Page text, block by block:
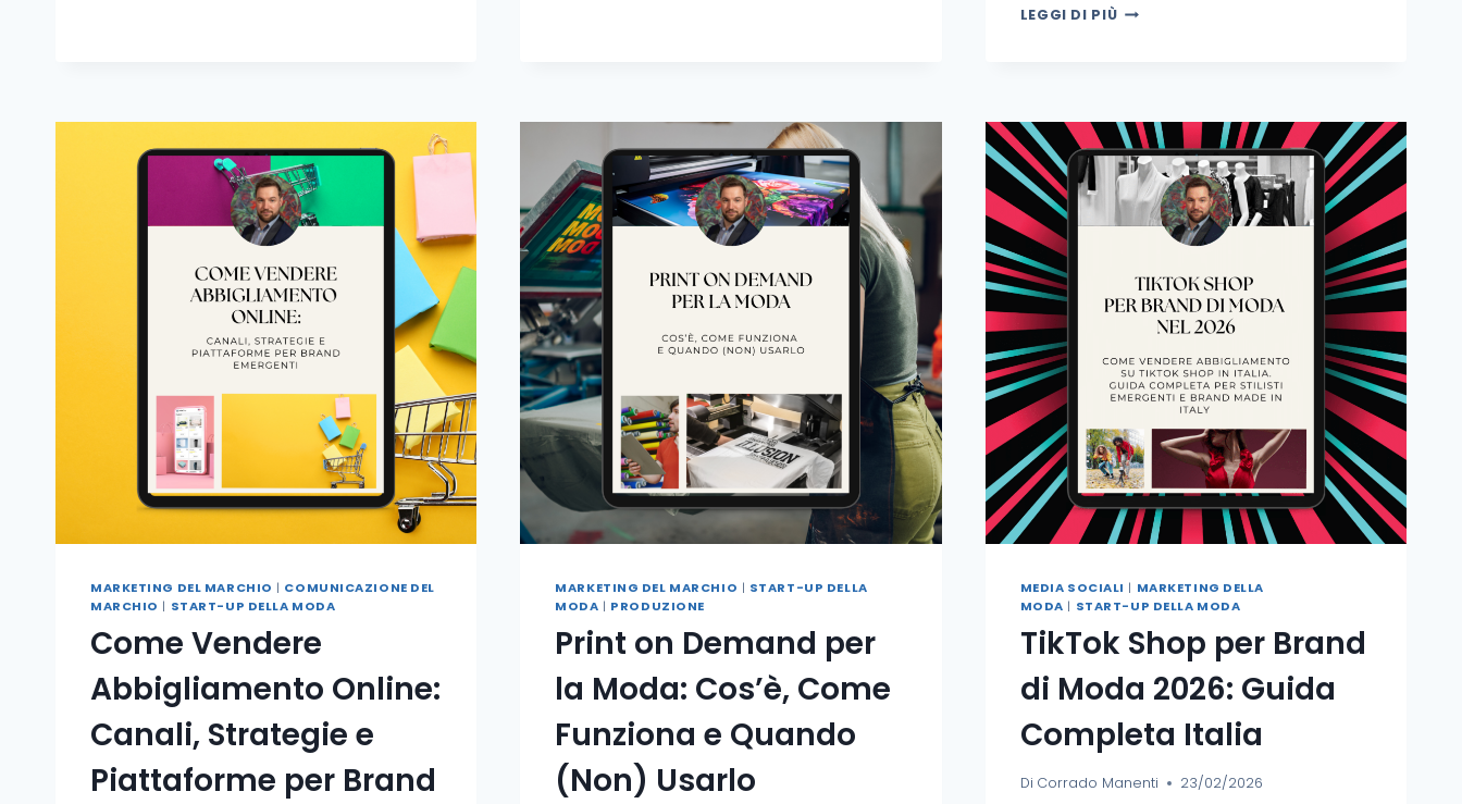
LEGGI DI PIÙ
MARKETING DEL MARCHIO | COMUNICAZIONE DEL
MARCHIO | START-UP DELLA MODA
Come Vendere
Abbigliamento Online:
Canali, Strategie e
Piattaforme per Brand
MARKETING DEL MARCHIO | START-UP DELLA
MODA | PRODUZIONE
Print on Demand per
la Moda: Cos’è, Come
Funziona e Quando
(Non) Usarlo
MEDIA SOCIALI | MARKETING DELLA
MODA | START-UP DELLA MODA
TikTok Shop per Brand
di Moda 2026: Guida
Completa Italia
Di Corrado Manenti 23/02/2026